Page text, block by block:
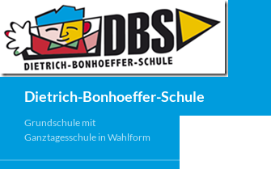
Inhalt
springen
Dietrich-Bonhoeffer-Schule
Grundschule mit
Ganztagesschule in Wahlform